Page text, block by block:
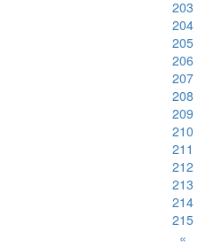
203
204
205
206
207
208
209
210
211
212
213
214
215
»